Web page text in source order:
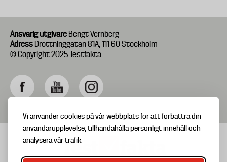
Vi använder cookies på vår webbplats för att förbättra din
användarupplevelse, tillhandahålla personligt innehåll och
analysera vår trafik.
Ansvarig utgivare Bengt Vernberg
Adress Drottninggatan 81A, 111 60 Stockholm
© Copyright 2025 Testfakta